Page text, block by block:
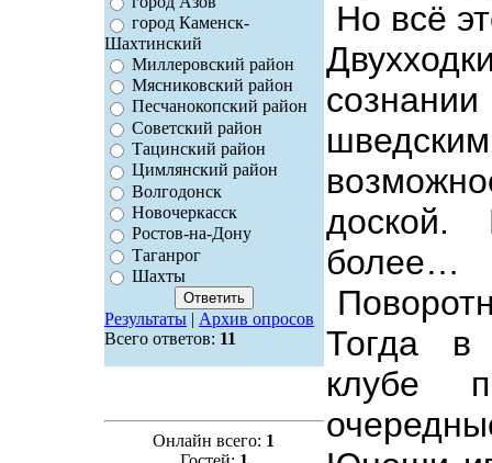
город Каменск-
Шахтинский
Миллеровский район
Мясниковский район
Песчанокопский район
Советский район
Тацинский район
Цимлянский район
Волгодонск
Новочеркасск
Ростов-на-Дону
Таганрог
Шахты
Результаты| Архив опросов
Всего ответов: 11
Онлайн всего: 1
Но всё
доской.
более…
Тогда в
клубе